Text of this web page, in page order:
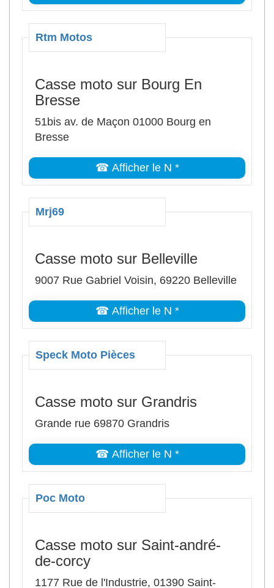
Rtm Motos
Casse moto sur Bourg En
Bresse
51bis av. de Maçon 01000 Bourg en
Bresse
☎ Afficher le N *
Mrj69
Casse moto sur Belleville
9007 Rue Gabriel Voisin, 69220 Belleville
☎ Afficher le N *
Speck Moto Pièces
Casse moto sur Grandris
Grande rue 69870 Grandris
☎ Afficher le N *
Poc Moto
Casse moto sur Saint-andré-
de-corcy
1177 Rue de l'Industrie, 01390 Saint-